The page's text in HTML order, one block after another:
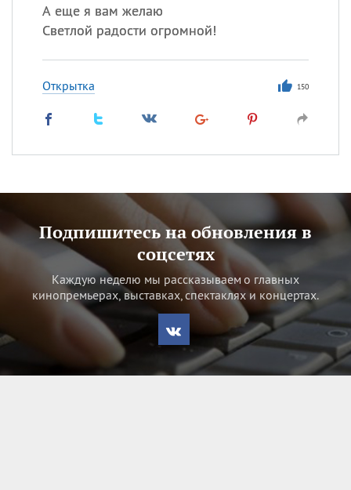
А еще я вам желаю
Светлой радости огромной!
Открытка 150
Подпишитесь на обновления в
соцсетях
Каждую неделю мы рассказываем о главных
кинопремьерах, выставках, спектаклях и концертах.